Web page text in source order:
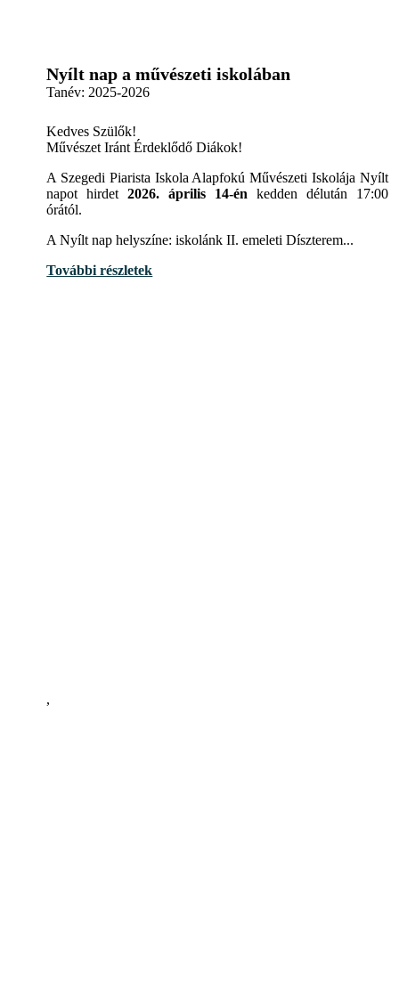
Nyílt nap a művészeti iskolában
Tanév: 2025-2026
Kedves Szülők!
Művészet Iránt Érdeklődő Diákok!
A Szegedi Piarista Iskola Alapfokú Művészeti Iskolája Nyílt
napot hirdet2026. április 14-én kedden délután 17:00
órától.
A Nyílt nap helyszíne: iskolánk II. emeleti Díszterem...
További részletek
,